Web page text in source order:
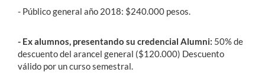
- Público general año 2018: $240.000 pesos.
- Ex alumnos, presentando su credencial Alumni: 50% de
descuento del arancel general ($120.000) Descuento
válido por un curso semestral.